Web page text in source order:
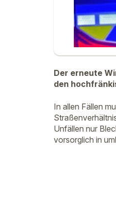
Der erneute
den
In allen Fällen
Unfällen nur
vorsorglich in